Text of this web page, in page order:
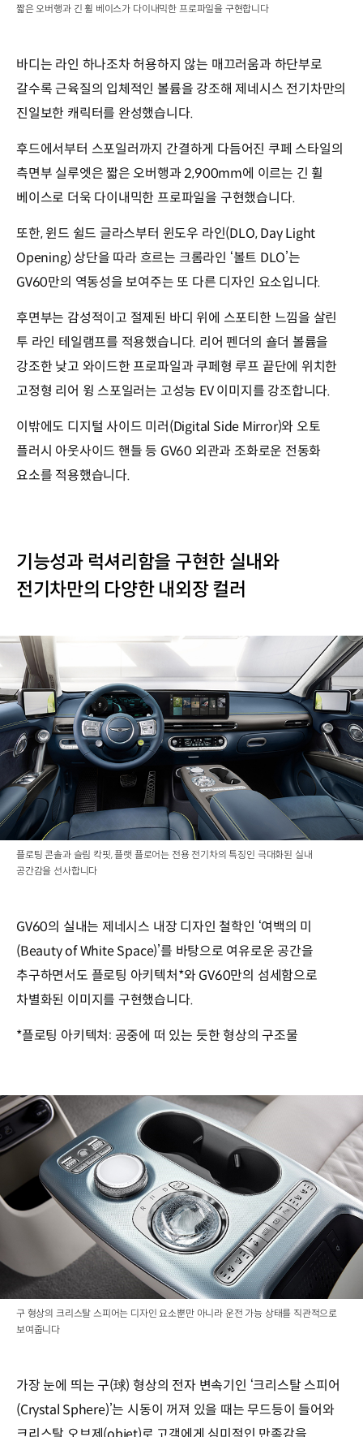
짧은 오버행과 긴 휠 베이스가 다이내믹한 프로파일을 구현합니다
바디는 라인 하나조차 허용하지 않는 매끄러움과 하단부로
갈수록 근육질의 입체적인 볼륨을 강조해 제네시스 전기차만의
진일보한 캐릭터를 완성했습니다.
후드에서부터 스포일러까지 간결하게 다듬어진 쿠페 스타일의
측면부 실루엣은 짧은 오버행과 2,900mm에 이르는 긴 휠
베이스로 더욱 다이내믹한 프로파일을 구현했습니다.
또한, 윈드 쉴드 글라스부터 윈도우 라인(DLO, Day Light
Opening) 상단을 따라 흐르는 크롬라인 ‘볼트 DLO’는
GV60만의 역동성을 보여주는 또 다른 디자인 요소입니다.
후면부는 감성적이고 절제된 바디 위에 스포티한 느낌을 살린
투 라인 테일램프를 적용했습니다. 리어 펜더의 숄더 볼륨을
강조한 낮고 와이드한 프로파일과 쿠페형 루프 끝단에 위치한
고정형 리어 윙 스포일러는 고성능 EV 이미지를 강조합니다.
이밖에도 디지털 사이드 미러(Digital Side Mirror)와 오토
플러시 아웃사이드 핸들 등 GV60 외관과 조화로운 전동화
요소를 적용했습니다.
기능성과 럭셔리함을 구현한 실내와
전기차만의 다양한 내외장 컬러
플로팅 콘솔과 슬림 칵핏, 플랫 플로어는 전용 전기차의 특징인 극대화된 실내
공간감을 선사합니다
GV60의 실내는 제네시스 내장 디자인 철학인 ‘여백의 미
(Beauty of White Space)’를 바탕으로 여유로운 공간을
추구하면서도 플로팅 아키텍처*와 GV60만의 섬세함으로
차별화된 이미지를 구현했습니다.
*플로팅 아키텍처: 공중에 떠 있는 듯한 형상의 구조물
구 형상의 크리스탈 스피어는 디자인 요소뿐만 아니라 운전 가능 상태를 직관적으로
보여줍니다
가장 눈에 띄는 구(球) 형상의 전자 변속기인 ‘크리스탈 스피어
(Crystal Sphere)’는 시동이 꺼져 있을 때는 무드등이 들어와